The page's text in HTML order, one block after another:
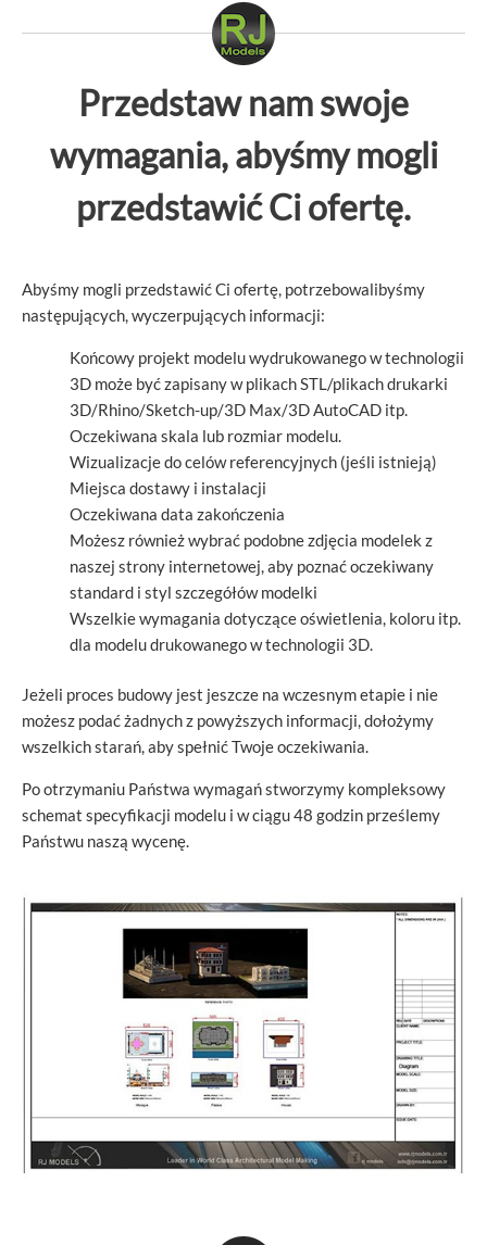
Przedstaw nam swoje
wymagania, abyśmy mogli
przedstawić Ci ofertę.
Abyśmy mogli przedstawić Ci ofertę, potrzebowalibyśmy
następujących, wyczerpujących informacji:
Końcowy projekt modelu wydrukowanego w technologii
3D może być zapisany w plikach STL/plikach drukarki
3D/Rhino/Sketch-up/3D Max/3D AutoCAD itp.
Oczekiwana skala lub rozmiar modelu.
Wizualizacje do celów referencyjnych (jeśli istnieją)
Miejsca dostawy i instalacji
Oczekiwana data zakończenia
Możesz również wybrać podobne zdjęcia modelek z
naszej strony internetowej, aby poznać oczekiwany
standard i styl szczegółów modelki
Wszelkie wymagania dotyczące oświetlenia, koloru itp.
dla modelu drukowanego w technologii 3D.
Jeżeli proces budowy jest jeszcze na wczesnym etapie i nie
możesz podać żadnych z powyższych informacji, dołożymy
wszelkich starań, aby spełnić Twoje oczekiwania.
Po otrzymaniu Państwa wymagań stworzymy kompleksowy
schemat specyfikacji modelu i w ciągu 48 godzin prześlemy
Państwu naszą wycenę.